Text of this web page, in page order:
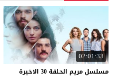
02:01:33
مسلسل مريم الحلقة 30 الاخيرة